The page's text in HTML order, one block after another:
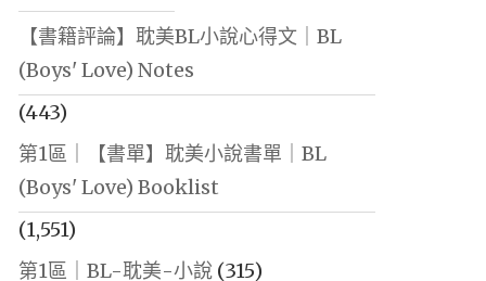
【書籍評論】耽美BL小說心得文｜BL
(Boys' Love) Notes
(443)
第1區｜【書單】耽美小說書單｜BL
(Boys' Love) Booklist
(1,551)
第1區｜BL-耽美-小說(315)